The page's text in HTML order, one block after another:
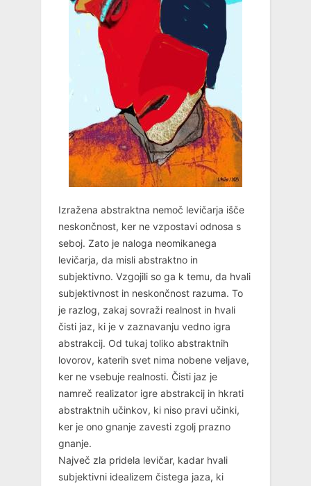
Izražena abstraktna nemoč levičarja išče
neskončnost, ker ne vzpostavi odnosa s
seboj. Zato je naloga neomikanega
levičarja, da misli abstraktno in
subjektivno. Vzgojili so ga k temu, da hvali
subjektivnost in neskončnost razuma. To
je razlog, zakaj sovraži realnost in hvali
čisti jaz, ki je v zaznavanju vedno igra
abstrakcij. Od tukaj toliko abstraktnih
lovorov, katerih svet nima nobene veljave,
ker ne vsebuje realnosti. Čisti jaz je
namreč realizator igre abstrakcij in hkrati
abstraktnih učinkov, ki niso pravi učinki,
ker je ono gnanje zavesti zgolj prazno
gnanje.
Največ zla pridela levičar, kadar hvali
subjektivni idealizem čistega jaza, ki